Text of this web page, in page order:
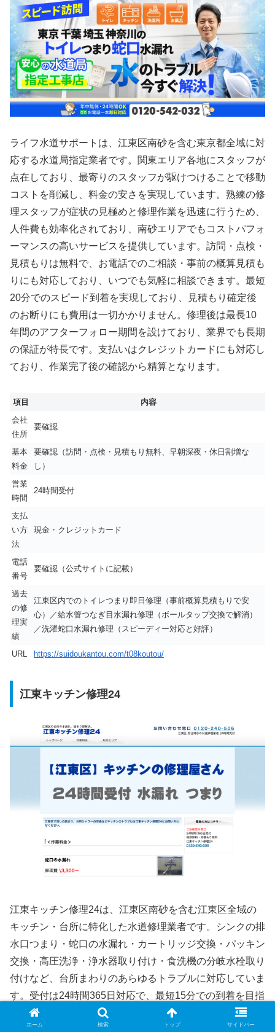
ライフ水道サポートは、江東区南砂を含む東京都全域に対
応する水道局指定業者です。関東エリア各地にスタッフが
点在しており、最寄りのスタッフが駆けつけることで移動
コストを削減し、料金の安さを実現しています。熟練の修
理スタッフが症状の見極めと修理作業を迅速に行うため、
人件費も効率化されており、南砂エリアでもコストパフォ
ーマンスの高いサービスを提供しています。訪問・点検・
見積もりは無料で、お電話でのご相談・事前の概算見積も
りにも対応しており、いつでも気軽に相談できます。最短
20分でのスピード到着を実現しており、見積もり確定後
のお断りにも費用は一切かかりません。修理後は最長10
年間のアフターフォロー期間を設けており、業界でも長期
の保証が特長です。支払いはクレジットカードにも対応し
ており、作業完了後の確認から精算となります。
項目
内容
会社
住所
要確認
基本
料金
要確認（訪問・点検・見積もり無料、早朝深夜・休日割増な
し）
営業
時間
24時間受付
支払
い方
法
現金・クレジットカード
電話
番号
要確認（公式サイトに記載）
過去
の修
理実
績
江東区内でのトイレつまり即日修理（事前概算見積もりで安
心）／給水管つなぎ目水漏れ修理（ボールタップ交換で解消）
／洗濯蛇口水漏れ修理（スピーディー対応と好評）
URL https://suidoukantou.com/t08koutou/
江東キッチン修理24
江東キッチン修理24は、江東区南砂を含む江東区全域の
キッチン・台所に特化した水道修理業者です。シンクの排
水口つまり・蛇口の水漏れ・カートリッジ交換・パッキン
交換・高圧洗浄・浄水器取り付け・食洗機の分岐水栓取り
付けなど、台所まわりのあらゆるトラブルに対応していま
す。受付は24時間365日対応で、最短15分での到着を目指
しています。出張費・見積もりは無料、深夜・休日の割増
料金なしで明朗な料金体系が特徴です。ホームセンターや
ホーム 検索 トップ サイドバー